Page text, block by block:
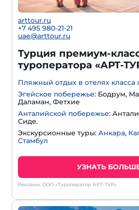
arttour.ru
+7 495 980-21-21
uae@arttour.ru
Турция премиум-
туроператора «АРТ-
Пляжный отдых в отелях класса
Эгейское побережье: Бодрум,
Даламан, Фетхие
Анталийской побережье:
Сиде.
Экскурсионные туры: Анкара,
Стамбул
УЗНАТЬ
Реклама: ООО «Туроператор АРТ-ТУР»